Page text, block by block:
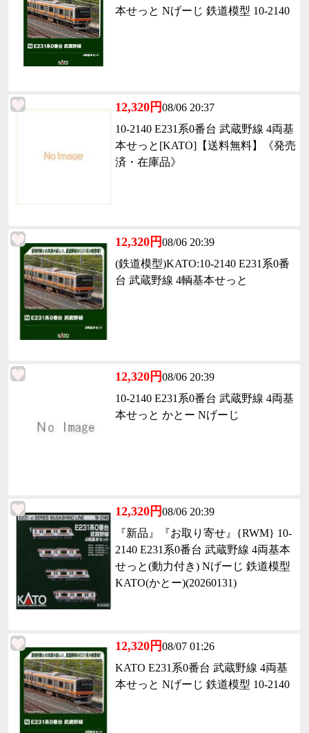
本せっと Nげーじ 鉄道模型 10-2140
12,320円08/06 20:37
10-2140 E231系0番台 武蔵野線 4両基
本せっと[KATO]【送料無料】《発売
済・在庫品》
12,320円08/06 20:39
(鉄道模型)KATO:10-2140 E231系0番
台 武蔵野線 4輌基本せっと
12,320円08/06 20:39
10-2140 E231系0番台 武蔵野線 4両基
本せっと かとー Nげーじ
12,320円08/06 20:39
『新品』『お取り寄せ』{RWM} 10-
2140 E231系0番台 武蔵野線 4両基本
せっと(動力付き) Nげーじ 鉄道模型
KATO(かとー)(20260131)
12,320円08/07 01:26
KATO E231系0番台 武蔵野線 4両基
本せっと Nげーじ 鉄道模型 10-2140